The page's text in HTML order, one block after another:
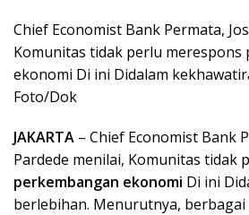
Chief Economist Bank Permata,
Komunitas tidak perlu merespons
ekonomi Di ini Didalam
Foto/Dok
JAKARTA – Chief Economist Bank
Pardede menilai, Komunitas tidak
perkembangan ekonomi Di ini
berlebihan. Menurutnya,